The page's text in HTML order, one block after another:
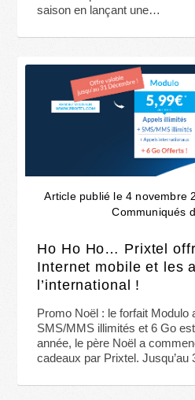
saison en lançant une…
Article publié le 4 novembre
Communiqués
Ho Ho Ho… Prixtel
Internet mobile et les
l’international !
Promo Noël : le forfait Modulo
SMS/MMS illimités et 6 Go
année, le père Noël a
cadeaux par Prixtel.